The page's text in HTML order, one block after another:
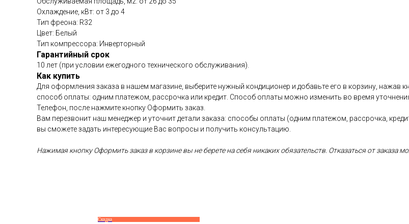
Охлаждение, кВт: от 3 до 4
Тип фреона: R32
Цвет: Белый
Тип компрессора: Инверторный
Гарантийный срок
10 лет (при условии ежегодного технического обслуживания).
Как купить
Для оформления заказа в нашем магазине, выберите нужный кондиционер и добавьте его в корзину, нажав
способ оплаты: одним платежом, рассрочка или кредит. Способ оплаты можно изменить во время
Телефон, после нажмите кнопку Оформить заказ.
Вам перезвонит наш менеджер и уточнит детали заказа: способы оплаты (одним платежом, рассрочка,
вы сможете задать интересующие Вас вопросы и получить консультацию.
Нажимая кнопку Оформить заказ в корзине вы не берете на себя никаких обязательств. Отказаться от заказа
Скидка